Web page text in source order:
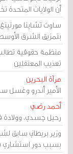
أن الولايات المتحدة
ساوث تشاينا
بتمزيق الشرق
منظمة حقوقية
تعذيب المعتقلين
مرآة البحرين
الأمير أندرو وغسل
أحمد رضي
رحيل جسدي، وولادة
وزير بريطاني سابق
بسبب دور استشاري